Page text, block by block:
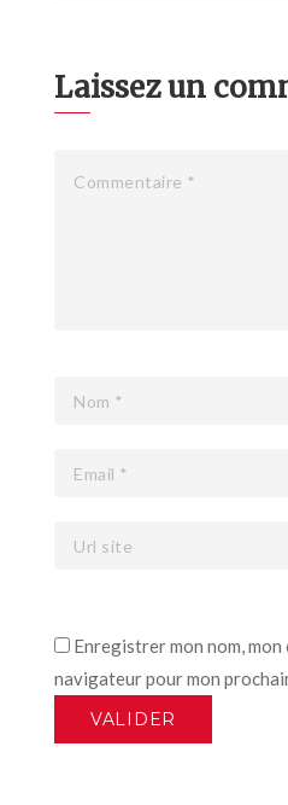
Laissez un
Enregistrer mon nom,
navigateur pour mon